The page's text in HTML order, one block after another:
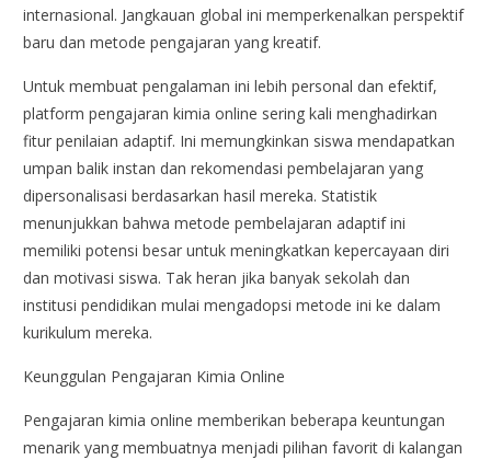
internasional. Jangkauan global ini memperkenalkan perspektif
baru dan metode pengajaran yang kreatif.
Untuk membuat pengalaman ini lebih personal dan efektif,
platform pengajaran kimia online sering kali menghadirkan
fitur penilaian adaptif. Ini memungkinkan siswa mendapatkan
umpan balik instan dan rekomendasi pembelajaran yang
dipersonalisasi berdasarkan hasil mereka. Statistik
menunjukkan bahwa metode pembelajaran adaptif ini
memiliki potensi besar untuk meningkatkan kepercayaan diri
dan motivasi siswa. Tak heran jika banyak sekolah dan
institusi pendidikan mulai mengadopsi metode ini ke dalam
kurikulum mereka.
Keunggulan Pengajaran Kimia Online
Pengajaran kimia online memberikan beberapa keuntungan
menarik yang membuatnya menjadi pilihan favorit di kalangan